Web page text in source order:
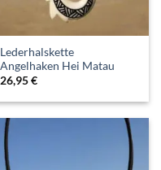
Lederhalskette
Angelhaken Hei Matau
26,95€